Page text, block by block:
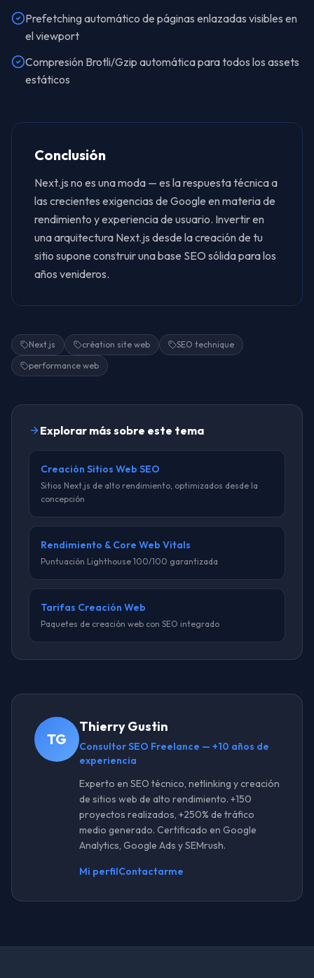
Prefetching automático de páginas enlazadas visibles en
el viewport
Compresión Brotli/Gzip automática para todos los assets
estáticos
Conclusión
Next.js no es una moda — es la respuesta técnica a
las crecientes exigencias de Google en materia de
rendimiento y experiencia de usuario. Invertir en
una arquitectura Next.js desde la creación de tu
sitio supone construir una base SEO sólida para los
años venideros.
Next.js création site web
SEO technique
performance web
Explorar más sobre este tema
Creación Sitios Web SEO
Sitios Next.js de alto rendimiento, optimizados desde la
concepción
Rendimiento & Core Web Vitals
Puntuación Lighthouse 100/100 garantizada
Tarifas Creación Web
Paquetes de creación web con SEO integrado
TG
Thierry Gustin
Consultor SEO Freelance — +10 años de
experiencia
Experto en SEO técnico, netlinking y creación
de sitios web de alto rendimiento. +150
proyectos realizados, +250% de tráfico
medio generado. Certificado en Google
Analytics, Google Ads y SEMrush.
Mi perfilContactarme